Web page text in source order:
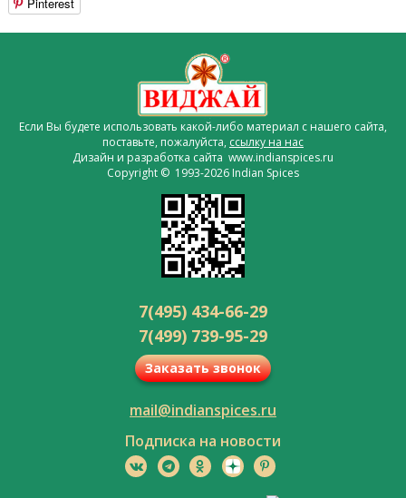
Если Вы будете использовать какой-либо материал с нашего сайта,
поставьте, пожалуйста, ссылку на нас
Дизайн и разработка сайта www.indianspices.ru
Copyright © 1993-2026 Indian Spices
7(495) 434-66-29
7(499) 739-95-29
Заказать звонок
mail@indianspices.ru
Подписка на новости